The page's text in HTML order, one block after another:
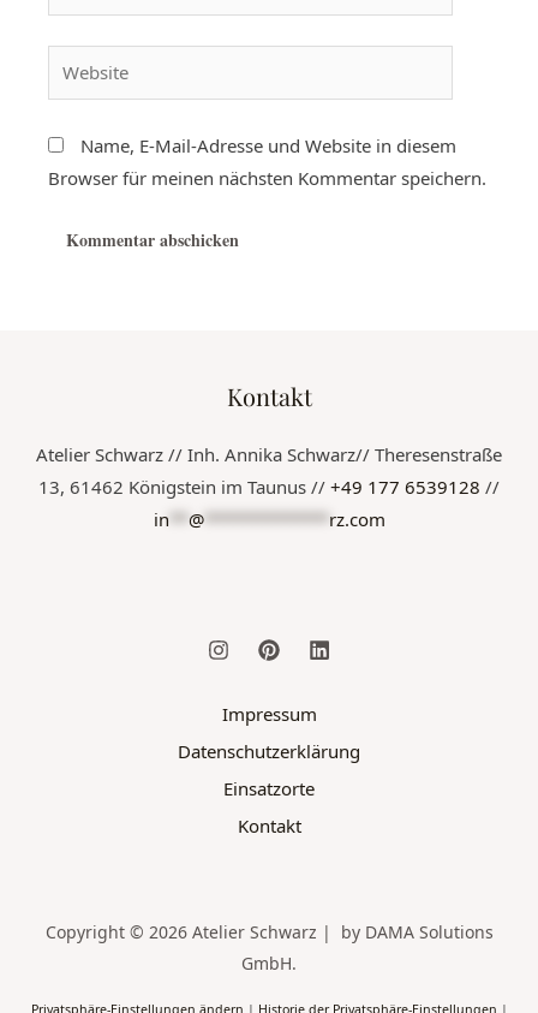
Name, E-Mail-Adresse und Website in diesem
Browser für meinen nächsten Kommentar speichern.
Kontakt
Atelier Schwarz // Inh. Annika Schwarz// Theresenstraße
13, 61462 Königstein im Taunus // +49 177 6539128 //
in ** @************* rz.com
Impressum
Datenschutzerklärung
Einsatzorte
Kontakt
Copyright © 2026 Atelier Schwarz | by DAMA Solutions
GmbH.
Privatsphäre-Einstellungen ändern | Historie der Privatsphäre-Einstellungen |